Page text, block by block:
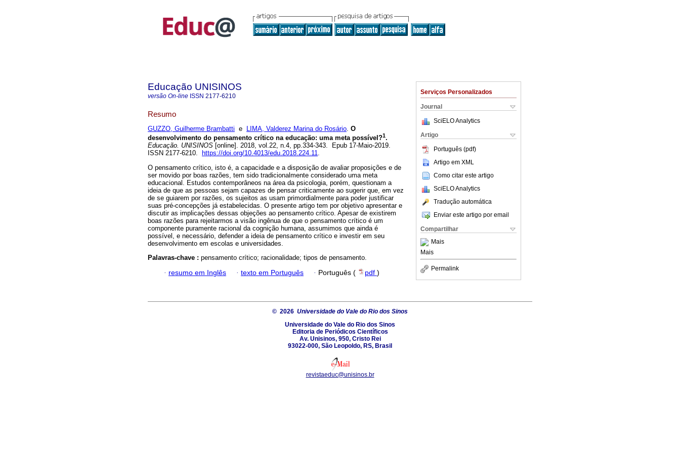
Serviços Personalizados
Journal
SciELO Analytics
Artigo
Português (pdf)
Artigo em XML
Como citar este artigo
SciELO Analytics
Tradução automática
Enviar este artigo por email
Compartilhar
Mais
Mais
Permalink
Educação UNISINOS
versão On-line ISSN 2177-6210
Resumo
GUZZO, Guilherme Brambatti e LIMA, Valderez Marina do Rosário. O
desenvolvimento do pensamento crítico na educação: uma meta possível?1.
Educação. UNISINOS [online]. 2018, vol.22, n.4, pp.334-343. Epub 17-Maio-2019.
ISSN 2177-6210.
https://doi.org/10.4013/edu.2018.224.11.
O pensamento crítico, isto é, a capacidade e a disposição de avaliar proposições e de
ser movido por boas razões, tem sido tradicionalmente considerado uma meta
educacional. Estudos contemporâneos na área da psicologia, porém, questionam a
ideia de que as pessoas sejam capazes de pensar criticamente ao sugerir que, em vez
de se guiarem por razões, os sujeitos as usam primordialmente para poder justificar
suas pré-concepções já estabelecidas. O presente artigo tem por objetivo apresentar e
discutir as implicações dessas objeções ao pensamento crítico. Apesar de existirem
boas razões para rejeitarmos a visão ingênua de que o pensamento crítico é um
componente puramente racional da cognição humana, assumimos que ainda é
possível, e necessário, defender a ideia de pensamento crítico e investir em seu
desenvolvimento em escolas e universidades.
Palavras-chave : pensamento crítico; racionalidade; tipos de pensamento.
· resumo em Inglês · texto em Português · Português ( pdf )
© 2026 Universidade do Vale do Rio dos Sinos
Universidade do Vale do Rio dos Sinos
Editoria de Periódicos Científicos
Av. Unisinos, 950, Cristo Rei
93022-000, São Leopoldo, RS, Brasil
revistaeduc@unisinos.br